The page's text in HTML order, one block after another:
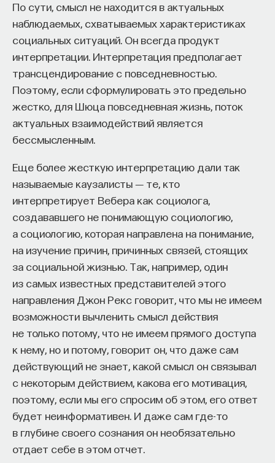
По сути, смысл не находится в актуальных
наблюдаемых, схватываемых характеристиках
социальных ситуаций. Он всегда продукт
интерпретации. Интерпретация предполагает
трансцендирование с повседневностью.
Поэтому, если сформулировать это предельно
жестко, для Шюца повседневная жизнь, поток
актуальных взаимодействий является
бессмысленным.
Еще более жесткую интерпретацию дали так
называемые каузалисты ― те, кто
интерпретирует Вебера как социолога,
создававшего не понимающую социологию,
а социологию, которая направлена на понимание,
на изучение причин, причинных связей, стоящих
за социальной жизнью. Так, например, один
из самых известных представителей этого
направления Джон Рекс говорит, что мы не имеем
возможности вычленить смысл действия
не только потому, что не имеем прямого доступа
к нему, но и потому, говорит он, что даже сам
действующий не знает, какой смысл он связывал
с некоторым действием, какова его мотивация,
поэтому, если мы его спросим об этом, его ответ
будет неинформативен. И даже сам где-то
в глубине своего сознания он необязательно
отдает себе в этом отчет.